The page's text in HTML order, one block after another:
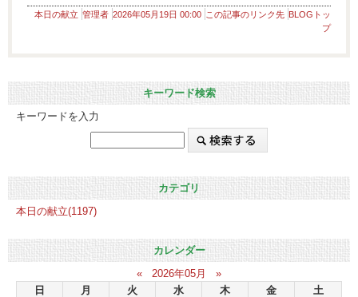
本日の献立 管理者 2026年05月19日 00:00 この記事のリンク先 BLOGトッ
プ
キーワード検索
キーワードを入力
カテゴリ
本日の献立(1197)
カレンダー
«
2026年05月
»
日
月 火 水 木 金
土